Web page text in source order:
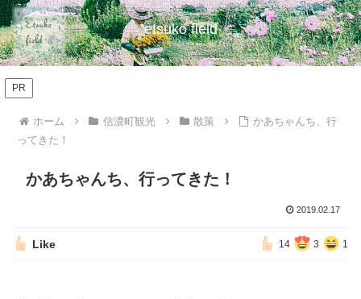
etsuko field
PR
ホーム 信濃町観光 散策
かあちゃんち、行
ってきた！
かあちゃんち、行ってきた！
2019.02.17
Like 14 3 1